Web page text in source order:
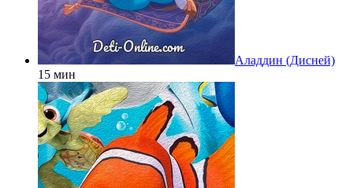
Аладдин (Дисней)
15 мин